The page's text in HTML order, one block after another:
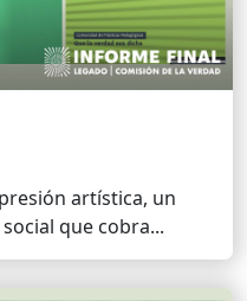
artística, un
que cobra...